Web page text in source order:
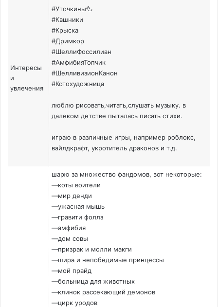
Интересы
и
увлечения
#Уточкины🦆
#Квшники
#Крыска
#Дримкор
#ШеллиФоссилиан
#АмфибияТопчик
#ШелливизионКанон
#Котохудожница
люблю рисовать,читать,слушать музыку. в
далеком детстве пыталась писать стихи.
играю в различные игры, например роблокс,
вайлдкрафт, укротитель драконов и т.д.
шарю за множество фандомов, вот некоторые:
—коты воители
—мир денди
—ужасная мышь
—гравити фоллз
—амфибия
—дом совы
—призрак и молли макги
—шира и непобедимые принцессы
—мой прайд
—больница для животных
—клинок рассекающий демонов
—цирк уродов